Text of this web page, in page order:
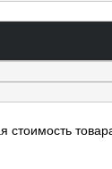
стоимость